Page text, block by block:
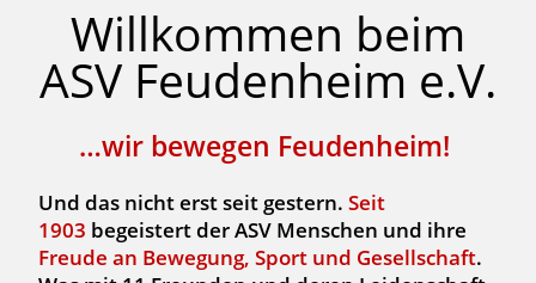
Willkommen beim
ASV Feudenheim e.V.
…wir bewegen Feudenheim!
Und das nicht erst seit gestern.Seit
1903 begeistert der ASV Menschen und ihre
Freude an Bewegung, Sport und Gesellschaft.